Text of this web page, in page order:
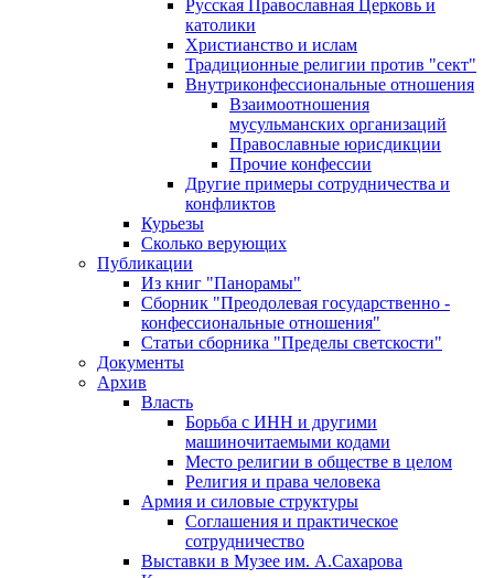
Русская Православная Церковь и
католики
Христианство и ислам
Традиционные религии против "сект"
Внутриконфессиональные отношения
Взаимоотношения
мусульманских организаций
Православные юрисдикции
Прочие конфессии
Другие примеры сотрудничества и
конфликтов
Курьезы
Сколько верующих
Публикации
Из книг "Панорамы"
Сборник "Преодолевая государственно -
конфессиональные отношения"
Статьи сборника "Пределы светскости"
Документы
Архив
Власть
Борьба с ИНН и другими
машиночитаемыми кодами
Место религии в обществе в целом
Религия и права человека
Армия и силовые структуры
Соглашения и практическое
сотрудничество
Выставки в Музее им. А.Сахарова